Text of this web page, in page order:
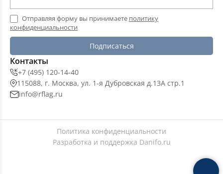
Отправляя форму вы принимаете политику
конфиденциальности
Подписаться
Контакты
+7 (495) 120-14-40
115088, г. Москва, ул. 1-я Дубровская д.13А стр.1
info@rflag.ru
Политика конфиденциальности
Разработка и поддержка Danifo.ru